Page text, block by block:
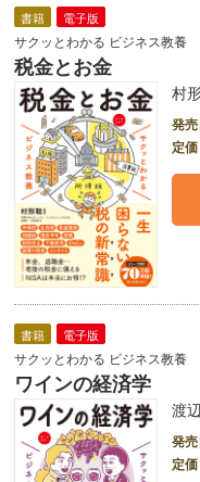
書籍 電子版
サクッとわかる ビジネス教養
税金とお金
村
発
定価
書籍 電子版
サクッとわかる ビジネス教養
ワインの経済学
渡
発
定価